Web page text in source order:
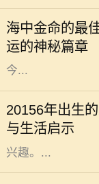
海中金命的最
运的神秘篇章
运都与五行有着
命，作为金命的
是金的特性，还
今...
20156年出生
与生活启示
在中国传统命理
被视为一个人命
20156年，随着时
对这一年份的命
兴趣。...